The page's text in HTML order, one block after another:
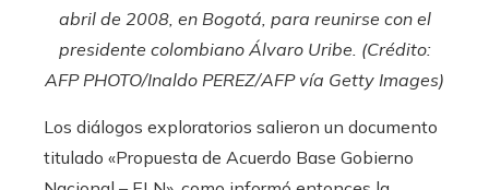
abril de 2008, en Bogotá, para reunirse con el
presidente colombiano Álvaro Uribe. (Crédito:
AFP PHOTO/Inaldo PEREZ/AFP vía Getty Images)
Los diálogos exploratorios salieron un documento
titulado «Propuesta de Acuerdo Base Gobierno